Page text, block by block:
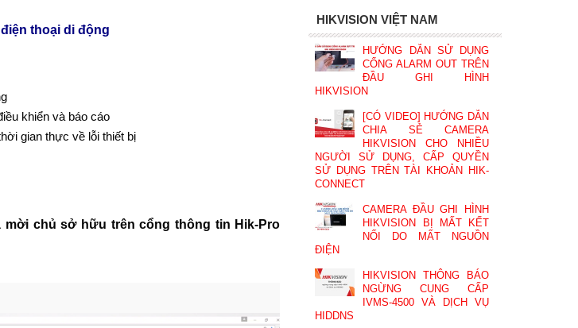
thoại di động
khiển và báo cáo
gian thực về lỗi thiết bị
mời chủ sở hữu trên cổng thông tin Hik-Pro
HIKVISION VIỆT NAM
HƯỚNG DẪN SỬ DỤNG
CỔNG ALARM OUT TRÊN
ĐẦU GHI HÌNH
HIKVISION
[CÓ VIDEO] HƯỚNG DẪN
CHIA SẺ CAMERA
HIKVISION CHO NHIỀU
NGƯỜI SỬ DỤNG, CẤP QUYỀN
SỬ DỤNG TRÊN TÀI KHOẢN HIK-
CONNECT
CAMERA ĐẦU GHI HÌNH
HIKVISION BỊ MẤT KẾT
NỐI DO MẤT NGUỒN
ĐIỆN
HIKVISION THÔNG BÁO
NGỪNG CUNG CẤP
IVMS-4500 VÀ DỊCH VỤ
HIDDNS